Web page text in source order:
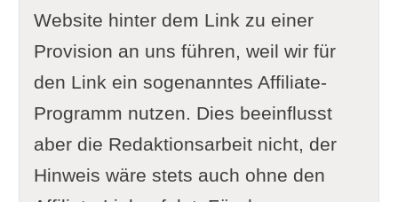
Website hinter dem Link zu einer
Provision an uns führen, weil wir für
den Link ein sogenanntes Affiliate-
Programm nutzen. Dies beeinflusst
aber die Redaktionsarbeit nicht, der
Hinweis wäre stets auch ohne den